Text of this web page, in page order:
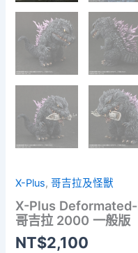
X-Plus,哥吉拉及怪獸
X-Plus
哥吉拉 2000 一般版
NT$2,100